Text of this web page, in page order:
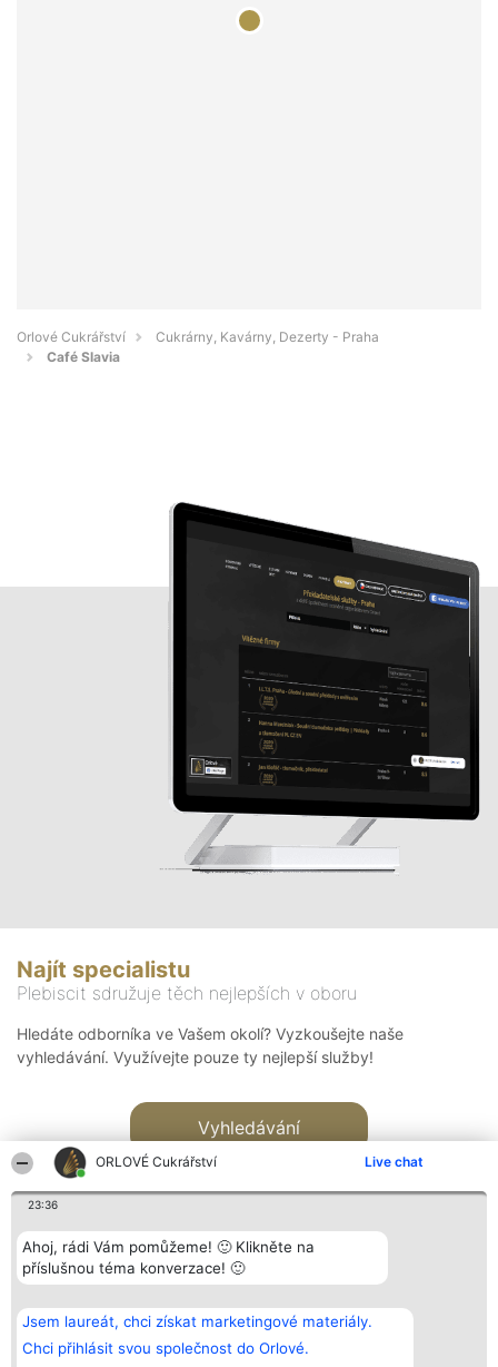
ORLOVÉ Cukrářství Live chat
23:36
Ahoj, rádi Vám pomůžeme! 🙂 Klikněte na
příslušnou téma konverzace! 🙂
Jsem laureát, chci získat marketingové materiály.
Chci přihlásit svou společnost do Orlové.
Orlové Cukrářství
Cukrárny, Kavárny, Dezerty - Praha
Café Slavia
Najít specialistu
Plebiscit sdružuje těch nejlepších v oboru
Hledáte odborníka ve Vašem okolí? Vyzkoušejte naše
vyhledávání. Využívejte pouze ty nejlepší služby!
Vyhledávání
Bright Side Solutions sp. z o.
o. sp. k.
ul. Ruska 22
Wrocław 50-079
Vítězové
Seznam všech
laureátů
Zásady
Kontakt